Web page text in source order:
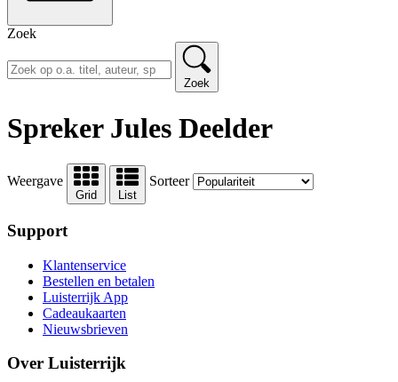
Zoek
Zoek
Spreker Jules Deelder
Weergave
Grid List
Sorteer
Support
Klantenservice
Bestellen en betalen
Luisterrijk App
Cadeaukaarten
Nieuwsbrieven
Over Luisterrijk